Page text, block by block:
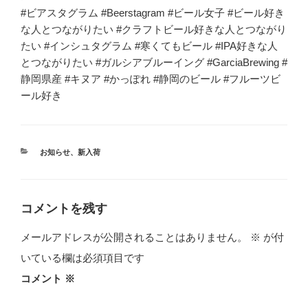
#ビアスタグラム #Beerstagram #ビール女子 #ビール好き
な人とつながりたい #クラフトビール好きな人とつながり
たい #インシュタグラム #寒くてもビール #IPA好きな人
とつながりたい #ガルシアブルーイング #GarciaBrewing #
静岡県産 #キヌア #かっぽれ #静岡のビール #フルーツビ
ール好き
カ
ー
お知らせ、 新入荷
コメントを残す
メールアドレスが公開されることはありません。 ※ が付
いている欄は必須項目です
コメント ※